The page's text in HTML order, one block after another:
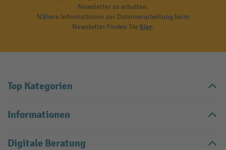
Newsletter zu erhalten.
Nähere Informationen zur Datenverarbeitung beim
Newsletter finden Sie hier.
Top Kategorien
Informationen
Digitale Beratung